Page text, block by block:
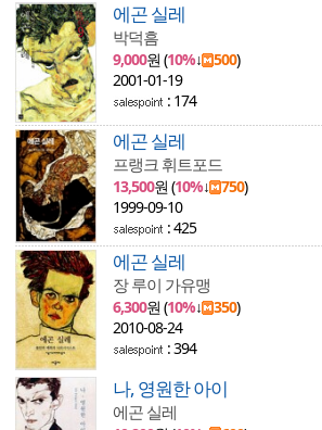
에곤 실레
박덕흠
9,000원 (10%↓ 500)
2001-01-19
: 174
에곤 실레
프랭크 휘트포드
13,500원 (10%↓ 750)
1999-09-10
: 425
에곤 실레
장 루이 가유맹
6,300원 (10%↓ 350)
2010-08-24
: 394
나, 영원한 아이
에곤 실레